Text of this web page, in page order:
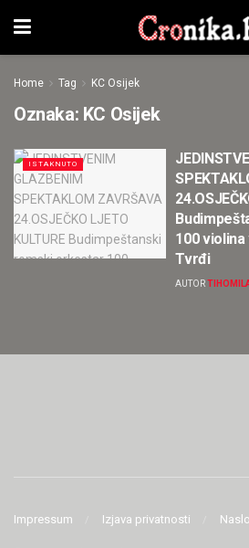
Home Tag KC Osijek
Oznaka: KC Osijek
ISTAKNUTO
100
Tvrđi
AUTOR
Impressum Izjava privatnosti